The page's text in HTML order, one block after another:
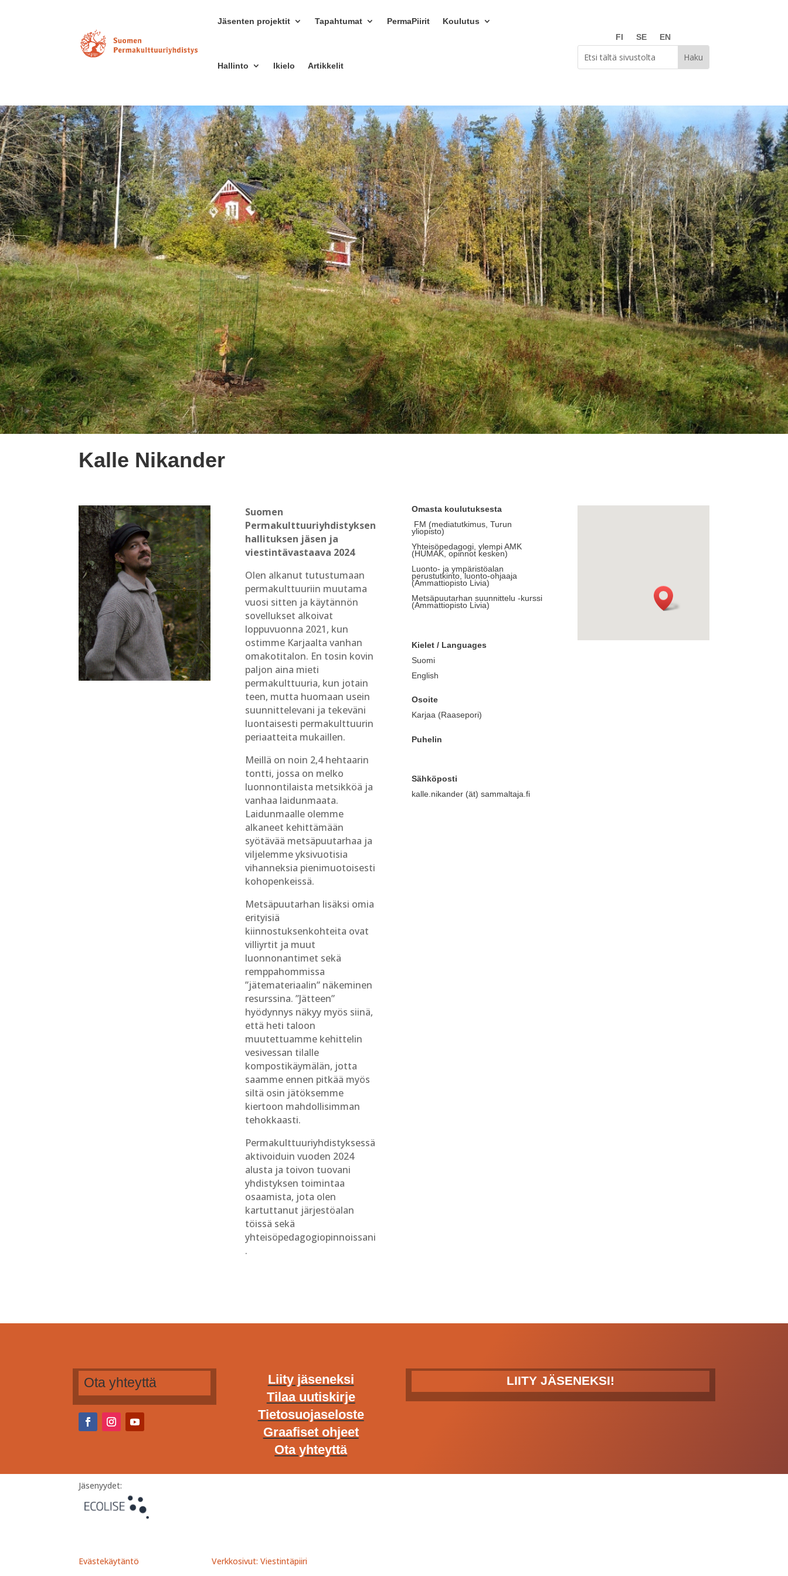
Jäsenten projektit Tapahtumat PermaPiirit Koulutus
Hallinto Ikielo Artikkelit
FI SE EN
Kalle Nikander
Suomen
Permakulttuuriyhdistyksen
hallituksen jäsen ja
viestintävastaava 2024
Olen alkanut tutustumaan
permakulttuuriin muutama
vuosi sitten ja käytännön
sovellukset alkoivat
loppuvuonna 2021, kun
ostimme Karjaalta vanhan
omakotitalon. En tosin kovin
paljon aina mieti
permakulttuuria, kun jotain
teen, mutta huomaan usein
suunnittelevani ja tekeväni
luontaisesti permakulttuurin
periaatteita mukaillen.
Meillä on noin 2,4 hehtaarin
tontti, jossa on melko
luonnontilaista metsikköä ja
vanhaa laidunmaata.
Laidunmaalle olemme
alkaneet kehittämään
syötävää metsäpuutarhaa ja
viljelemme yksivuotisia
vihanneksia pienimuotoisesti
kohopenkeissä.
Metsäpuutarhan lisäksi omia
erityisiä
kiinnostuksenkohteita ovat
villiyrtit ja muut
luonnonantimet sekä
remppahommissa
”jätemateriaalin” näkeminen
resurssina. ”Jätteen”
hyödynnys näkyy myös siinä,
että heti taloon
muutettuamme kehittelin
vesivessan tilalle
kompostikäymälän, jotta
saamme ennen pitkää myös
siltä osin jätöksemme
kiertoon mahdollisimman
tehokkaasti.
Permakulttuuriyhdistyksessä
aktivoiduin vuoden 2024
alusta ja toivon tuovani
yhdistyksen toimintaa
osaamista, jota olen
kartuttanut järjestöalan
töissä sekä
yhteisöpedagogiopinnoissani
.
Omasta koulutuksesta
FM (mediatutkimus, Turun
yliopisto)
Yhteisöpedagogi, ylempi AMK
(HUMAK, opinnot kesken)
Luonto- ja ympäristöalan
perustutkinto, luonto-ohjaaja
(Ammattiopisto Livia)
Metsäpuutarhan suunnittelu -kurssi
(Ammattiopisto Livia)
Kielet / Languages
Suomi
English
Osoite
Karjaa (Raasepori)
Puhelin
Sähköposti
kalle.nikander (ät) sammaltaja.fi
Ota yhteyttä
Liity jäseneksi
Tilaa uutiskirje
Tietosuojaseloste
Graafiset ohjeet
Ota yhteyttä
LIITY JÄSENEKSI!
Jäsenyydet:
Evästekäytäntö Verkkosivut: Viestintäpiiri